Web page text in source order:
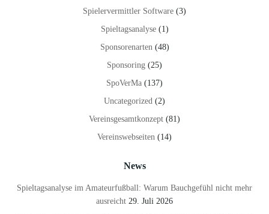
Spielervermittler Software (3)
Spieltagsanalyse(1)
Sponsorenarten(48)
Sponsoring (25)
SpoVerMa (137)
Uncategorized (2)
Vereinsgesamtkonzept (81)
Vereinswebseiten (14)
News
Spieltagsanalyse im Amateurfußball: Warum Bauchgefühl nicht mehr
ausreicht 29. Juli 2026